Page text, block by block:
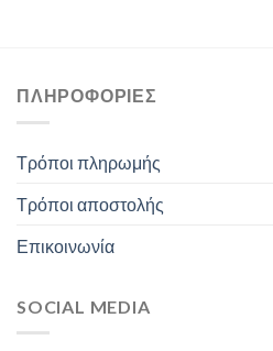
ΠΛΗΡΟΦΟΡΊΕΣ
Τρόποι πληρωμής
Τρόποι αποστολής
Επικοινωνία
SOCIAL MEDIA